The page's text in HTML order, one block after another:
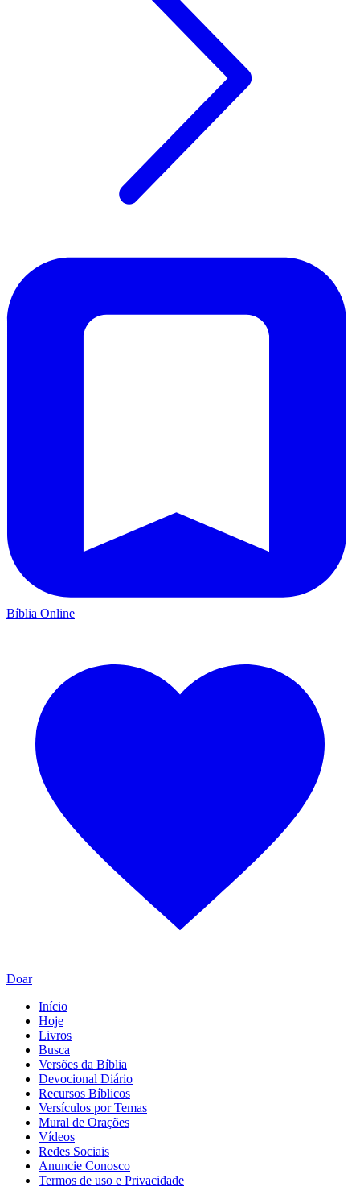
Bíblia Online
Doar
Início
Hoje
Livros
Busca
Versões da Bíblia
Devocional Diário
Recursos Bíblicos
Versículos por Temas
Mural de Orações
Vídeos
Redes Sociais
Anuncie Conosco
Termos de uso e Privacidade